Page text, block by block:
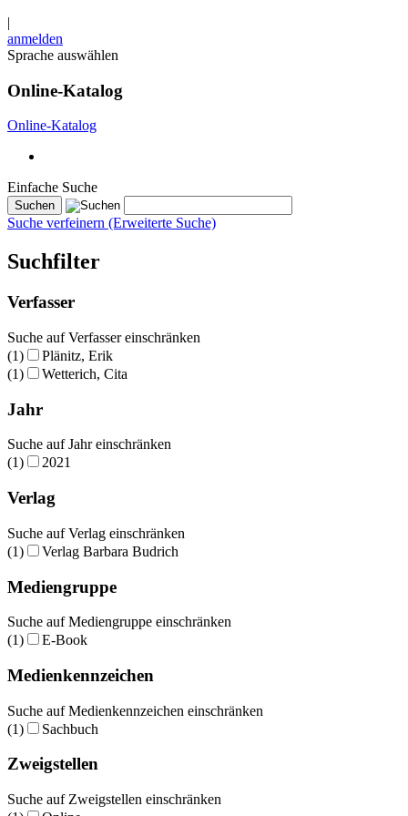
|
anmelden
Sprache auswählen
Online-Katalog
Online-Katalog
Einfache Suche
Suche verfeinern (Erweiterte Suche)
Suchfilter
Verfasser
Suche auf Verfasser einschränken
(1)
Plänitz, Erik
(1)
Wetterich, Cita
Jahr
Suche auf Jahr einschränken
(1)
2021
Verlag
Suche auf Verlag einschränken
(1)
Verlag Barbara Budrich
Mediengruppe
Suche auf Mediengruppe einschränken
(1)
E-Book
Medienkennzeichen
Suche auf Medienkennzeichen einschränken
(1)
Sachbuch
Zweigstellen
Suche auf Zweigstellen einschränken